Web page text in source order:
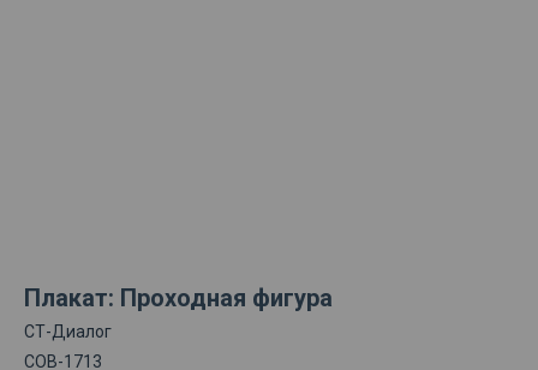
Плакат: Проходная фигура
СТ-Диалог
СОВ-1713